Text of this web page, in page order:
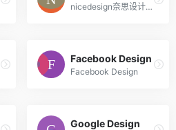
nicedesign奈思设计是领先的用户体验设计与互联网品牌建设公司
Facebook Design
Facebook Design
Google Design